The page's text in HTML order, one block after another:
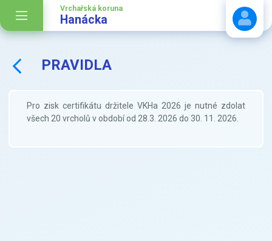
Vrchařská koruna
Hanácka
PRAVIDLA
Pro zisk certifikátu držitele VKHa 2026 je nutné zdolat
všech 20 vrcholů v období od 28.3. 2026 do 30. 11. 2026.